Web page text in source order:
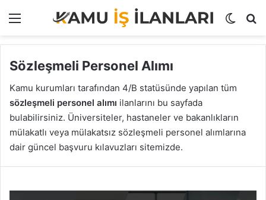
Dış
Sözleşmeli Personel Alımı
Kamu kurumları tarafından 4/B statüsünde yapılan tüm
sözleşmeli personel alımı ilanlarını bu sayfada
bulabilirsiniz. Üniversiteler, hastaneler ve bakanlıkların
mülakatlı veya mülakatsız sözleşmeli personel alımlarına
dair güncel başvuru kılavuzları sitemizde.